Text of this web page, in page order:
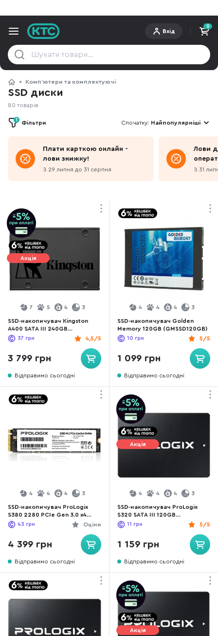
Вхід
0
Компʼютери та комплектуючі
Плати карткою онлайн -
лови знижку!
З 29 липня до 31 серпня
Лови
З 31
SSD диски
80 товарів
Фільтри
1 Спочатку: Найпопулярніші
Акція
7 5 4 3
SSD-накопичувач Kingston
A400 SATA III 240GB
(SA400S37/240G)
4,5/5
37 грн
3 799 грн
Відправимо сьогодні
4 4 4 3
SSD-накопичувач Golden
Memory 120GB (GMSSD120GB)
5/5
10 грн
1 099 грн
Відправимо сьогодні
4 4 4 3
SSD-накопичувач ProLogix
S380 2280 PCIe Gen 3.0 x4
NVMe 512GB (PRO512GS380)Оціни
43 грн
4 399 грн
Відправимо сьогодні
Акція
4 4 4 3
SSD-накопичувач ProLogix
S320 SATA III 120GB
(PRO120GS320)
5/5
11 грн
1 159 грн
Відправимо сьогодні
Акція